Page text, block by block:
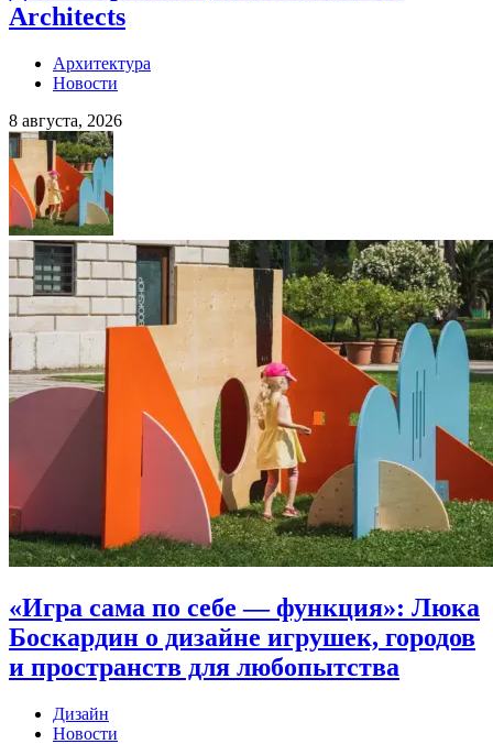
Architects
Архитектура
Новости
8 августа, 2026
«Игра сама по себе — функция»: Люка
Боскардин о дизайне игрушек, городов
и пространств для любопытства
Дизайн
Новости